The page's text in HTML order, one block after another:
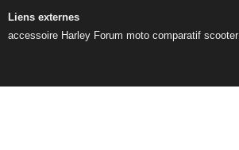
Liens externes
accessoire Harley Forum moto comparatif scooter